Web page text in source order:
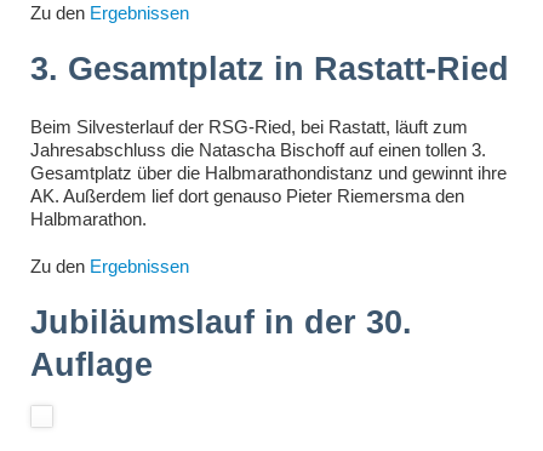
Zu den Ergebnissen
3. Gesamtplatz in Rastatt-Ried
Beim Silvesterlauf der RSG-Ried, bei Rastatt, läuft zum
Jahresabschluss die Natascha Bischoff auf einen tollen 3.
Gesamtplatz über die Halbmarathondistanz und gewinnt ihre
AK. Außerdem lief dort genauso Pieter Riemersma den
Halbmarathon.
Zu den Ergebnissen
Jubiläumslauf in der 30.
Auflage